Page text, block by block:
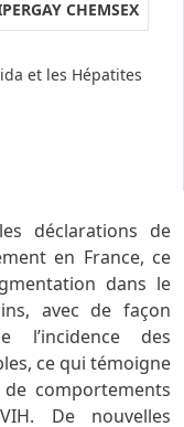
CHEMSEX
et les Hépatites
déclarations de
en France, ce
dans le
avec de façon
l’incidence des
ce qui témoigne
comportements
De nouvelles